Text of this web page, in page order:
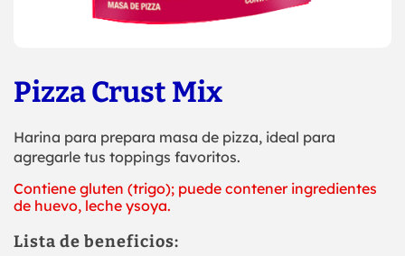
Pizza Crust Mix
Harina para prepara masa de pizza, ideal para
agregarle tus toppings favoritos.
Contiene gluten (trigo); puede contener ingredientes
de huevo, leche ysoya.
Lista de beneficios: